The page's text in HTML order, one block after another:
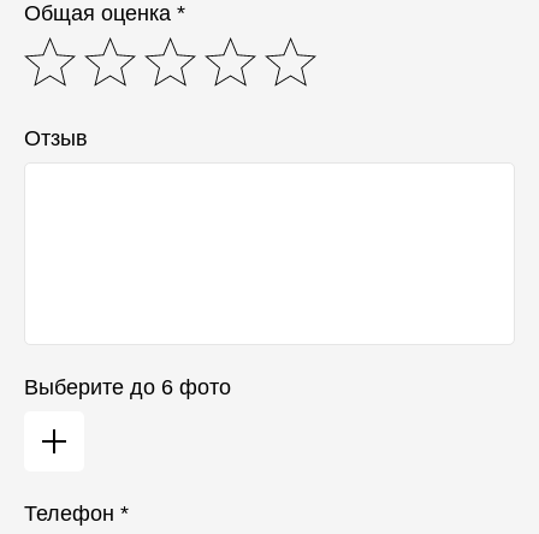
Общая оценка *
Отзыв
Выберите до 6 фото
Телефон *